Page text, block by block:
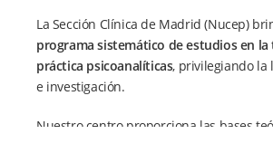
La Sección Clínica de Madrid (Nucep)
programa sistemático de estudiosen la
práctica psicoanalíticas, privilegiando la
e investigación.
Nuestro centro proporciona las bases